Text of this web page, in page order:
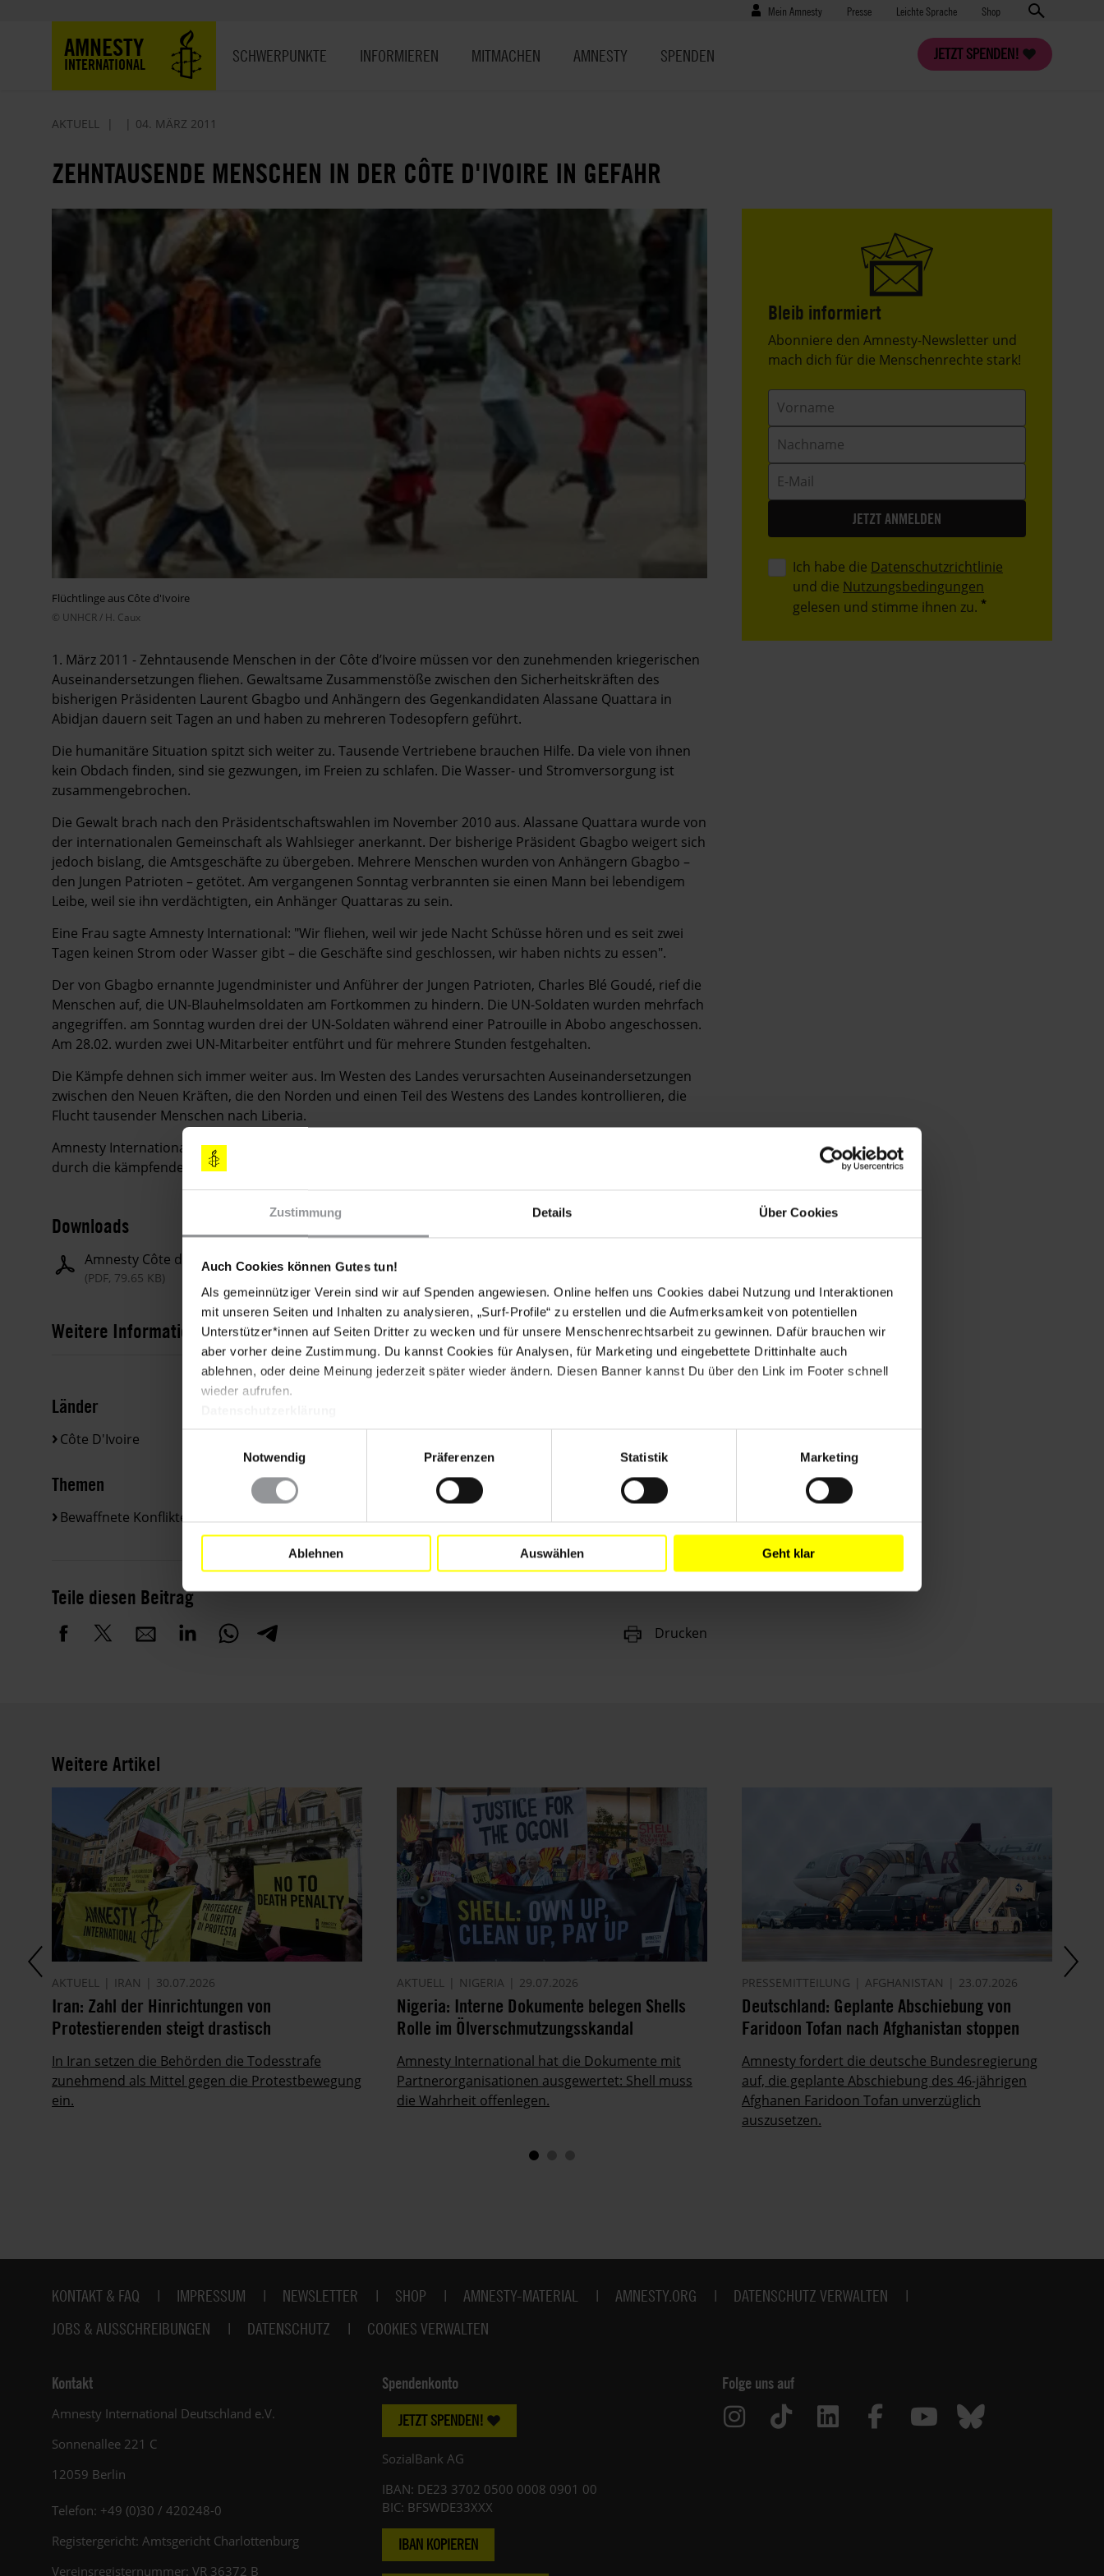
Zustimmung Details Über Cookies
Auch Cookies können Gutes tun!
Als gemeinnütziger Verein sind wir auf Spenden angewiesen. Online helfen uns Cookies dabei Nutzung und Interaktionen
mit unseren Seiten und Inhalten zu analysieren, „Surf-Profile“ zu erstellen und die Aufmerksamkeit von potentiellen
Unterstützer*innen auf Seiten Dritter zu wecken und für unsere Menschenrechtsarbeit zu gewinnen. Dafür brauchen wir
aber vorher deine Zustimmung. Du kannst Cookies für Analysen, für Marketing und eingebettete Drittinhalte auch
ablehnen, oder deine Meinung jederzeit später wieder ändern. Diesen Banner kannst Du über den Link im Footer schnell
wieder aufrufen.
Notwendig
Präferenzen Statistik Marketing
Ablehnen Auswählen Geht klar
Benutzermenü
Mein Amnesty Presse
Presse Leichte Sprache Shop
AMNESTY
INTERNATIONAL
JETZT SPENDEN!
SCHWERPUNKTE INFORMIEREN MITMACHEN AMNESTY SPENDEN
AKTUELL 04. MÄRZ 2011
ZEHNTAUSENDE MENSCHEN IN DER CÔTE D'IVOIRE IN GEFAHR
Flüchtlinge aus Côte d'Ivoire
© UNHCR / H. Caux
1. März 2011 - Zehntausende Menschen in der Côte d’Ivoire müssen vor den zunehmenden kriegerischen
Auseinandersetzungen fliehen. Gewaltsame Zusammenstöße zwischen den Sicherheitskräften des
bisherigen Präsidenten Laurent Gbagbo und Anhängern des Gegenkandidaten Alassane Quattara in
Abidjan dauern seit Tagen an und haben zu mehreren Todesopfern geführt.
Die humanitäre Situation spitzt sich weiter zu. Tausende Vertriebene brauchen Hilfe. Da viele von ihnen
kein Obdach finden, sind sie gezwungen, im Freien zu schlafen. Die Wasser- und Stromversorgung ist
zusammengebrochen.
Die Gewalt brach nach den Präsidentschaftswahlen im November 2010 aus. Alassane Quattara wurde von
der internationalen Gemeinschaft als Wahlsieger anerkannt. Der bisherige Präsident Gbagbo weigert sich
jedoch bislang, die Amtsgeschäfte zu übergeben. Mehrere Menschen wurden von Anhängern Gbagbo –
den Jungen Patrioten – getötet. Am vergangenen Sonntag verbrannten sie einen Mann bei lebendigem
Leibe, weil sie ihn verdächtigten, ein Anhänger Quattaras zu sein.
Eine Frau sagte Amnesty International: "Wir fliehen, weil wir jede Nacht Schüsse hören und es seit zwei
Tagen keinen Strom oder Wasser gibt – die Geschäfte sind geschlossen, wir haben nichts zu essen".
Der von Gbagbo ernannte Jugendminister und Anführer der Jungen Patrioten, Charles Blé Goudé, rief die
Menschen auf, die UN-Blauhelmsoldaten am Fortkommen zu hindern. Die UN-Soldaten wurden mehrfach
angegriffen. am Sonntag wurden drei der UN-Soldaten während einer Patrouille in Abobo angeschossen.
Am 28.02. wurden zwei UN-Mitarbeiter entführt und für mehrere Stunden festgehalten.
Die Kämpfe dehnen sich immer weiter aus. Im Westen des Landes verursachten Auseinandersetzungen
zwischen den Neuen Kräften, die den Norden und einen Teil des Westens des Landes kontrollieren, die
Flucht tausender Menschen nach Liberia.
Amnesty International fordert die Behörden in Côte d’Ivoire auf, die Zivilbevölkerung vor Übergriffen
durch die kämpfenden Gruppen zu schützen.
Downloads
Amnesty Côte d'Ivoire Mission report
(PDF, 79.65 KB)
Weitere Informationen
Länder
Côte D'Ivoire
Themen
Bewaffnete Konflikte Flüchtlinge & Asyl
Teile diesen Beitrag
Drucken
Bleib informiert
Header
Text
Abonniere den Amnesty-Newsletter und
mach dich für die Menschenrechte stark!
Vorname
Nachname
E-
Mail
Ich habe die Datenschutzrichtlinie
und die Nutzungsbedingungen
gelesen und stimme ihnen zu.
Weitere Artikel
AKTUELL IRAN 30.07.2026
Iran: Zahl der Hinrichtungen von
Protestierenden steigt drastisch
In Iran setzen die Behörden die Todesstrafe
zunehmend als Mittel gegen die Protestbewegung
ein.
AKTUELL NIGERIA 29.07.2026
Nigeria: Interne Dokumente belegen Shells
Rolle im Ölverschmutzungsskandal
Amnesty International hat die Dokumente mit
Partnerorganisationen ausgewertet: Shell muss
die Wahrheit offenlegen.
PRESSEMITTEILUNG AFGHANISTAN 23.07.2026
Deutschland: Geplante Abschiebung von
Faridoon Tofan nach Afghanistan stoppen
Amnesty fordert die deutsche Bundesregierung
auf, die geplante Abschiebung des 46-jährigen
Afghanen Faridoon Tofan unverzüglich
auszusetzen.
Fußbereich
KONTAKT & FAQ IMPRESSUM NEWSLETTER SHOP AMNESTY-MATERIAL AMNESTY.ORG
DATENSCHUTZ VERWALTEN
JOBS & AUSSCHREIBUNGEN
DATENSCHUTZ COOKIES VERWALTEN
Kontakt
Amnesty International Deutschland e.V.
Sonnenallee 221 C
12059 Berlin
Telefon: +49 (0)30 / 420248-0
Registergericht: Amtsgericht Charlottenburg
Vereinsregisternummer: VR 36372 B
Spendenkonto
JETZT SPENDEN!
SozialBank AG
IBAN: DE23 3702 0500 0008 0901 00
BIC: BFSWDE33XXX
IBAN KOPIEREN
Folge uns auf